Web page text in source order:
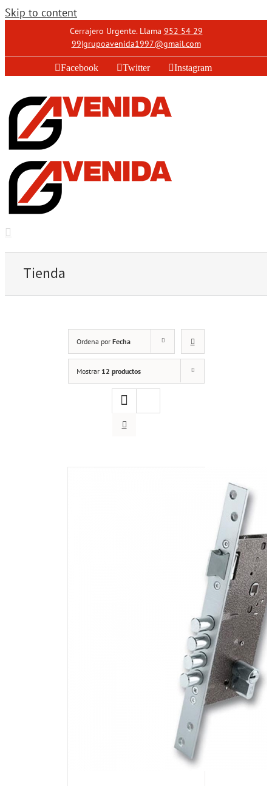
Skip to content
Cerrajero Urgente. Llama 952 54 29
99|grupoavenida1997@gmail.com
Facebook Twitter Instagram
Tienda
Ordena por Fecha
Mostrar 12 productos